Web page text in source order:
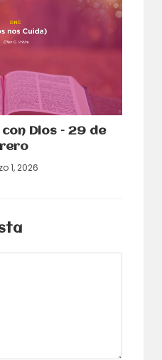
Dios – 29 de
1, 2026